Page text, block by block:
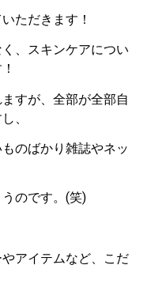
ただきます！
、スキンケアについ
すが、全部が全部自
、
のばかり雑誌やネッ
のです。(笑)
アイテムなど、こだ